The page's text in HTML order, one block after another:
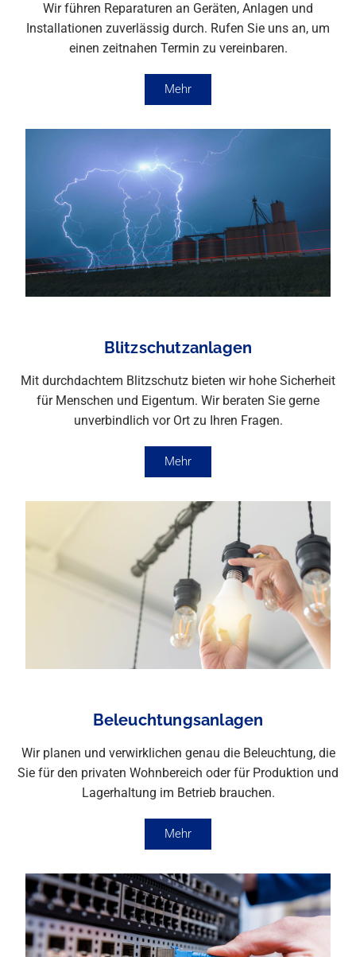
Wir führen Reparaturen an Geräten, Anlagen und
Installationen zuverlässig durch. Rufen Sie uns an, um
einen zeitnahen Termin zu vereinbaren.
Mehr
Blitzschutzanlagen
Mit durchdachtem Blitzschutz bieten wir hohe Sicherheit
für Menschen und Eigentum. Wir beraten Sie gerne
unverbindlich vor Ort zu Ihren Fragen.
Mehr
Beleuchtungsanlagen
Wir planen und verwirklichen genau die Beleuchtung, die
Sie für den privaten Wohnbereich oder für Produktion und
Lagerhaltung im Betrieb brauchen.
Mehr